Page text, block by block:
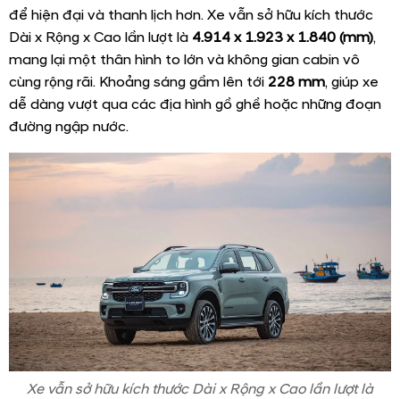
để hiện đại và thanh lịch hơn. Xe vẫn sở hữu kích thước
Dài x Rộng x Cao lần lượt là 4.914 x 1.923 x 1.840 (mm),
mang lại một thân hình to lớn và không gian cabin vô
cùng rộng rãi. Khoảng sáng gầm lên tới 228 mm, giúp xe
dễ dàng vượt qua các địa hình gồ ghề hoặc những đoạn
đường ngập nước.
Xe vẫn sở hữu kích thước Dài x Rộng x Cao lần lượt là